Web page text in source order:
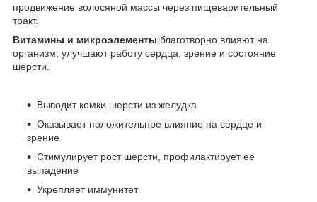
продвижение волосяной массы через пищеварительный
тракт.
Витамины и микроэлементы благотворно влияют на
организм, улучшают работу сердца, зрение и состояние
шерсти.
Выводит комки шерсти из желудка
Оказывает положительное влияние на сердце и
зрение
Стимулирует рост шерсти, профилактирует ее
выпадение
Укрепляет иммунитет